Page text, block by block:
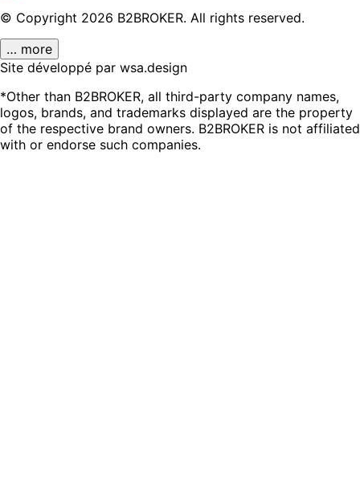
© Copyright 2026 B2BROKER. All rights reserved.
… more
Site développé par wsa.design
*Other than B2BROKER, all third-party company names,
logos, brands, and trademarks displayed are the property
of the respective brand owners. B2BROKER is not affiliated
with or endorse such companies.